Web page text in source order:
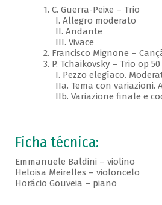
1. C. Guerra-Peixe – Trio
I. Allegro moderato
II. Andante
III. Vivace
2. Francisco Mignone –
3. P. Tchaikovsky – Trio op
I. Pezzo elegíaco.
IIa. Tema con variazioni.
IIb. Variazione finale e
Ficha técnica:
Emmanuele Baldini – violino
Heloisa Meirelles – violoncelo
Horácio Gouveia – piano